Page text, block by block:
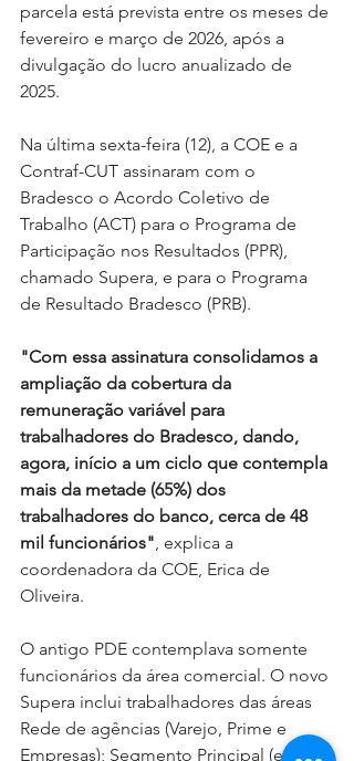
parcela está prevista entre os meses de
fevereiro e março de 2026, após a
divulgação do lucro anualizado de
2025.
Na última sexta-feira (12), a COE e a
Contraf-CUT assinaram com o
Bradesco o Acordo Coletivo de
Trabalho (ACT) para o Programa de
Participação nos Resultados (PPR),
chamado Supera, e para o Programa
de Resultado Bradesco (PRB).
"Com essa assinatura consolidamos a
ampliação da cobertura da
remuneração variável para
trabalhadores do Bradesco, dando,
agora, início a um ciclo que contempla
mais da metade (65%) dos
trabalhadores do banco, cerca de 48
mil funcionários", explica a
coordenadora da COE, Erica de
Oliveira.
O antigo PDE contemplava somente
funcionários da área comercial. O novo
Supera inclui trabalhadores das áreas
Rede de agências (Varejo, Prime e
Empresas); Segmento Principal (em